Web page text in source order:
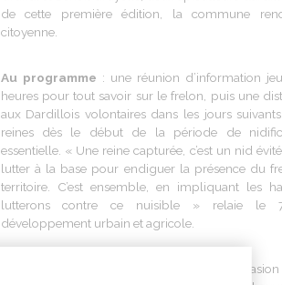
de cette première édition , la commune
citoyenne.
Au programme : une réunion d’information
heurespour tout savoir sur lefrelon , puis une
aux Dardillois volontaires dans les jours
reines dèsle début de la période de
essentielle. « Une reine capturée c’estun nid évité
lutterà la base pour endiguerla présencedu
territoire. C’estensemble, en impliquant les
lutterons
contre ce nuisible » relaie le
développement urbain etagricole.
sera